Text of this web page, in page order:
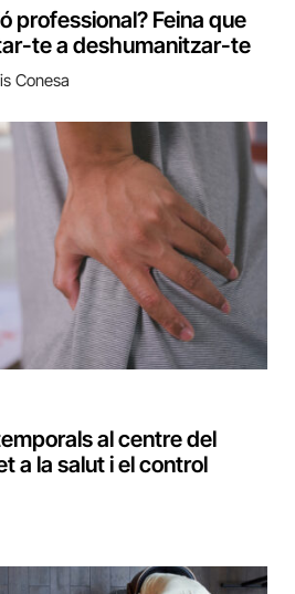
professional? Feina que
te a deshumanitzar-te
Conesa
al centre del
a la salut i el control